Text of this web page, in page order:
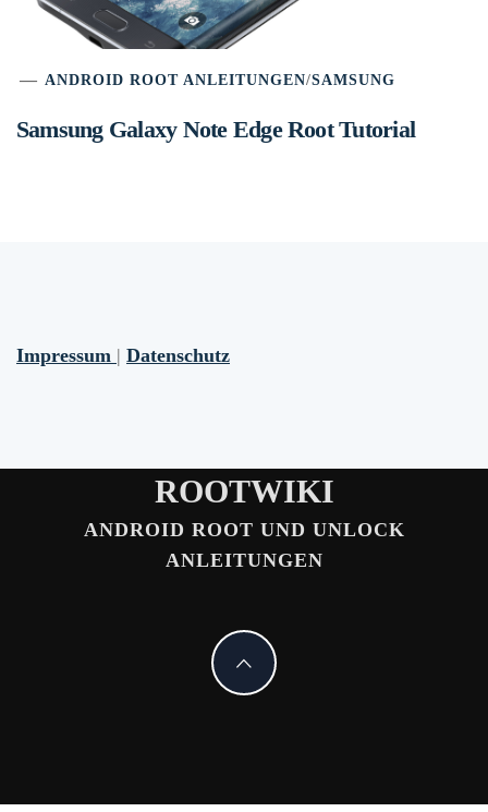
ANDROID ROOT ANLEITUNGEN/SAMSUNG
Samsung Galaxy Note Edge Root Tutorial
Impressum | Datenschutz
ROOTWIKI
ANDROID ROOT UND UNLOCK
ANLEITUNGEN